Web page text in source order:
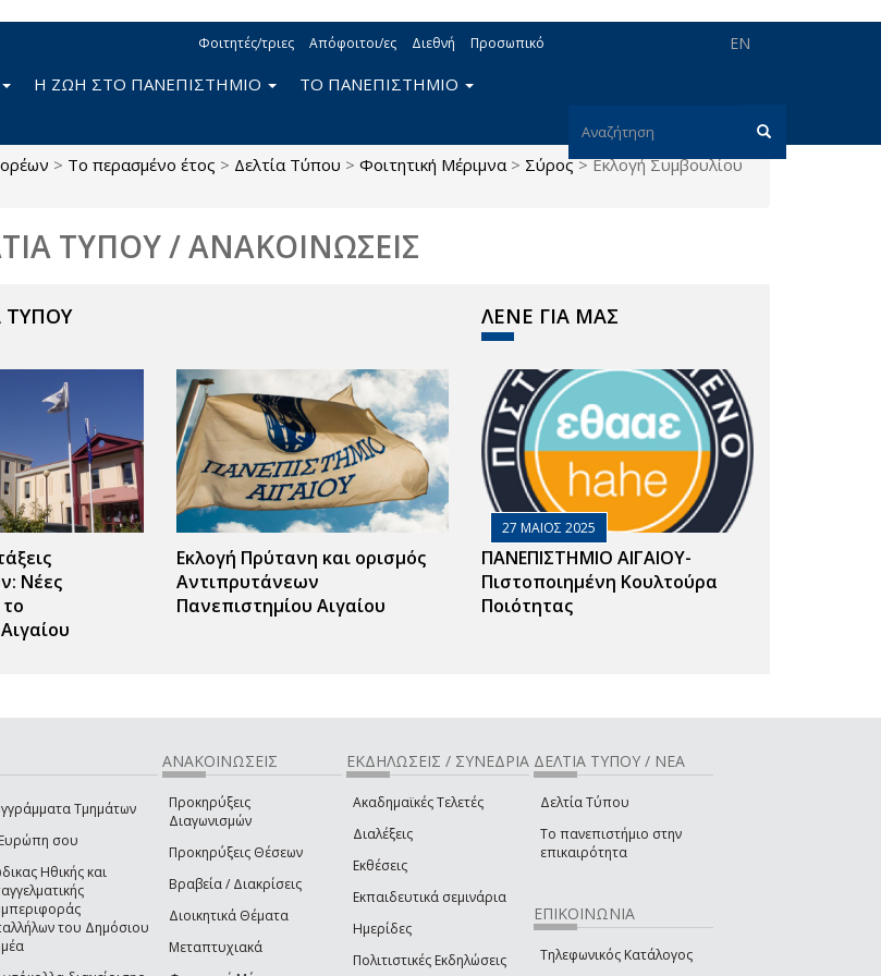
EN
Φοιτητές/τριες Απόφοιτοι/ες Διεθνή Προσωπικό
Φόρμα
αναζήτησης
Αναζήτηση
Η ΖΩΗ ΣΤΟ ΠΑΝΕΠΙΣΤΗΜΙΟ ΤΟ ΠΑΝΕΠΙΣΤΗΜΙΟ
> Το περασμένο έτος > Δελτία Τύπου > Φοιτητική Μέριμνα > Σύρος > Εκλογή Συμβουλίου
ΤΥΠΟΥ / ΑΝΑΚΟΙΝΩΣΕΙΣ
ΤΥΠΟΥ
Νέες
Εκλογή Πρύτανη και ορισμός
Αντιπρυτάνεων
Πανεπιστημίου Αιγαίου
ΛΕΝΕ ΓΙΑ ΜΑΣ
27 ΜΑΙΟΣ 2025
ΠΑΝΕΠΙΣΤΗΜΙΟ ΑΙΓΑΙΟΥ-
Πιστοποιημένη Κουλτούρα
Ποιότητας
Τμημάτων
σου
Ηθικής και
του Δημόσιου
ΑΝΑΚΟΙΝΩΣΕΙΣ
Προκηρύξεις
Διαγωνισμών
Προκηρύξεις Θέσεων
Βραβεία / Διακρίσεις
Διοικητικά Θέματα
Μεταπτυχιακά
ΕΚΔΗΛΩΣΕΙΣ / ΣΥΝΕΔΡΙΑ
Ακαδημαϊκές Τελετές
Διαλέξεις
Εκθέσεις
Εκπαιδευτικά σεμινάρια
Ημερίδες
Πολιτιστικές Εκδηλώσεις
ΔΕΛΤΙΑ ΤΥΠΟΥ / ΝΕΑ
Δελτία Τύπου
Το πανεπιστήμιο στην
επικαιρότητα
ΕΠΙΚΟΙΝΩΝΙΑ
Τηλεφωνικός Κατάλογος